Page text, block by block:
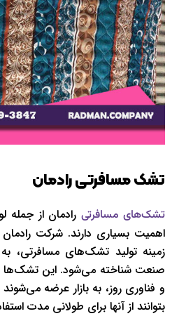
تشک مسافرتی رادمان
تشک‌های مسافرتیرادمان از جمله
اهمیت بسیاری دارند. شرکت
زمینه تولید تشک‌های مسافرتی،
صنعت شناخته می‌شود. این تشک‌ها با
و فناوری روز، به بازار عرضه
بتوانند از آنها برای طولانی مدت